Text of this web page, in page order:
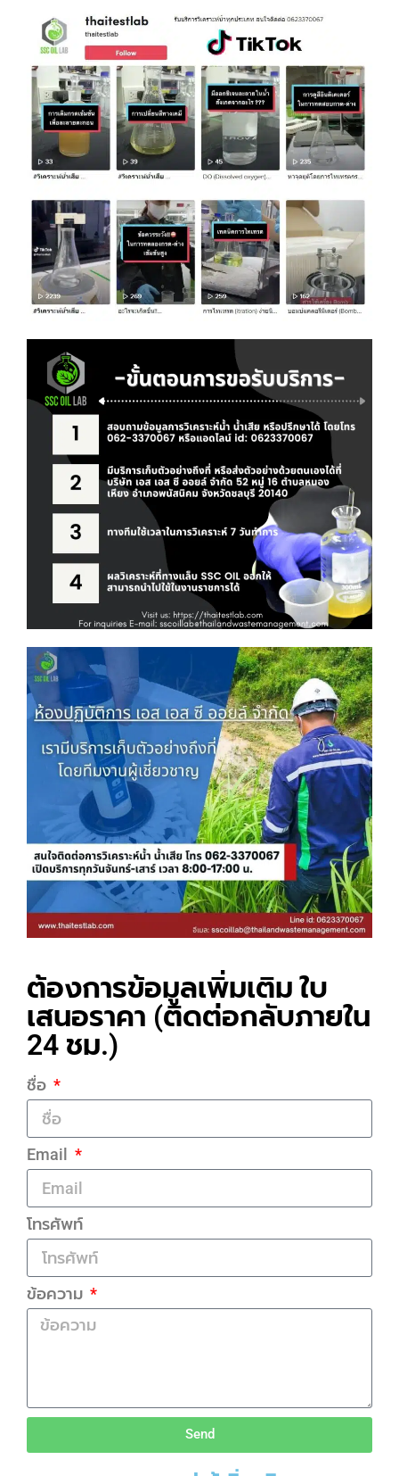
ต้องการข้อมูลเพิ่มเติม ใบ
เสนอราคา (ติดต่อกลับภายใน
24 ชม.)
ชื่อ
Email
โทรศัพท์
ข้อความ
Send